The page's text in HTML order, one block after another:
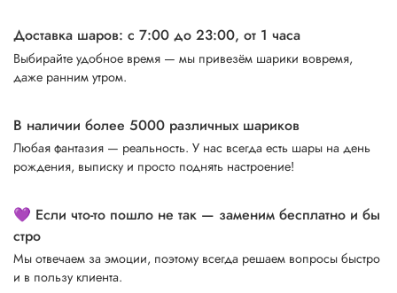
Доставка шаров: с 7:00 до 23:00, от 1 часа
Выбирайте удобное время — мы привезём шарики вовремя,
даже ранним утром.
В наличии более 5000 различных шариков
Любая фантазия — реальность. У нас всегда есть шары на день
рождения, выписку и просто поднять настроение!
💜 Если что-то пошло не так — заменим бесплатно и бы
стро
Мы отвечаем за эмоции, поэтому всегда решаем вопросы быстро
и в пользу клиента.